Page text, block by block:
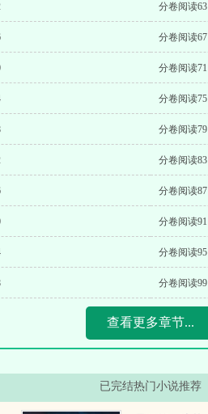
分卷阅读63
分卷阅读67
分卷阅读71
分卷阅读75
分卷阅读79
分卷阅读83
分卷阅读87
分卷阅读91
分卷阅读95
分卷阅读99
查看更多章节...
已完结热门小说推荐